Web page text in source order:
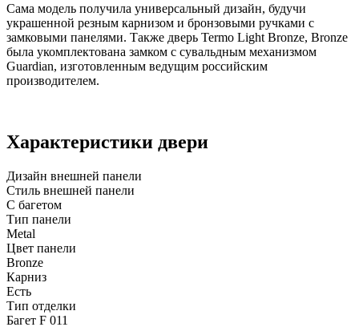
Сама модель получила универсальный дизайн, будучи
украшенной резным карнизом и бронзовыми ручками с
замковыми панелями. Также дверь Termo Light Bronze, Bronze
была укомплектована замком с сувальдным механизмом
Guardian, изготовленным ведущим российским
производителем.
Характеристики двери
Дизайн внешней панели
Стиль внешней панели
С багетом
Тип панели
Metal
Цвет панели
Bronze
Карниз
Есть
Тип отделки
Багет F 011